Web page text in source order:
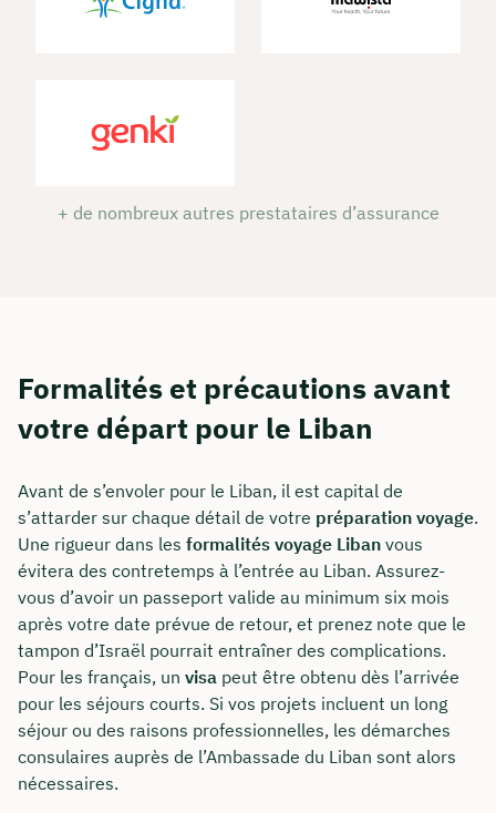
+ de nombreux autres prestataires d’assurance
Formalités et précautions avant
votre départ pour le Liban
Avant de s’envoler pour le Liban, il est capital de
s’attarder sur chaque détail de votre préparation voyage.
Une rigueur dans les formalités voyage Liban vous
évitera des contretemps à l’entrée au Liban. Assurez-
vous d’avoir un passeport valide au minimum six mois
après votre date prévue de retour, et prenez note que le
tampon d’Israël pourrait entraîner des complications.
Pour les français, un visa peut être obtenu dès l’arrivée
pour les séjours courts. Si vos projets incluent un long
séjour ou des raisons professionnelles, les démarches
consulaires auprès de l’Ambassade du Liban sont alors
nécessaires.